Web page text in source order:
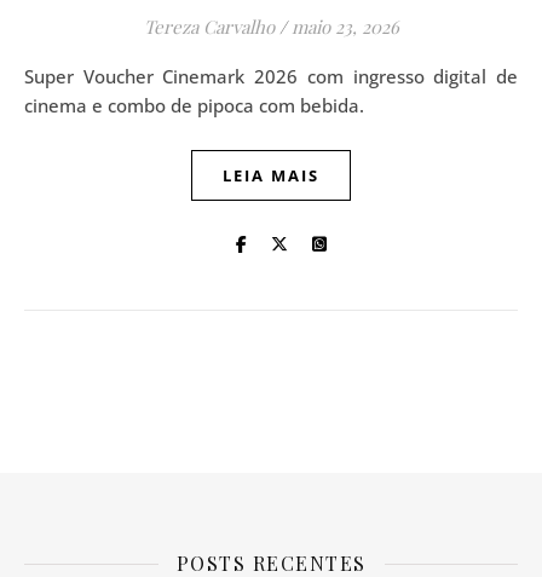
Tereza Carvalho / maio 23, 2026
Super Voucher Cinemark 2026 com ingresso digital de
cinema e combo de pipoca com bebida.
LEIA MAIS
POSTS RECENTES